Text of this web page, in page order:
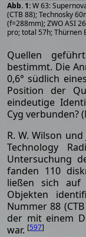
W 63:
(CTB 88); Technosky
(f=288mm); ZWO ASI
pro; total 57h; Thürnen
Quellen
bestimmt. Die
0,6° südlich
Position der
eindeutige
Cyg verbunden?
R. W. Wilson
Technology
Untersuchung
fanden 110
ließen sich auf
Objekten
Nummer 88
der mit einem
war. [597]